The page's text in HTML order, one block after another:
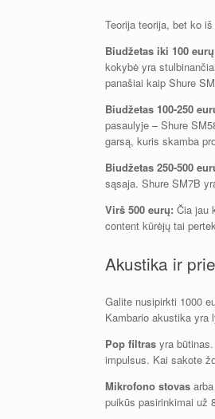
Teorija teorija, bet ko
Biudžetas iki 100
kokybė yra
panašiai kaip Shure
Biudžetas 100-250
pasaulyje – Shure
garsą, kuris skamba
Biudžetas 250-500
sąsaja. Shure SM7B
Virš 500 eurų: Čia jau
content kūrėjų tai
Akustika ir
Galite nusipirkti 1000
Kambario akustika yra
Pop filtras yra
impulsus. Kai sakote
Mikrofono stovas
puikūs pasirinkimai už